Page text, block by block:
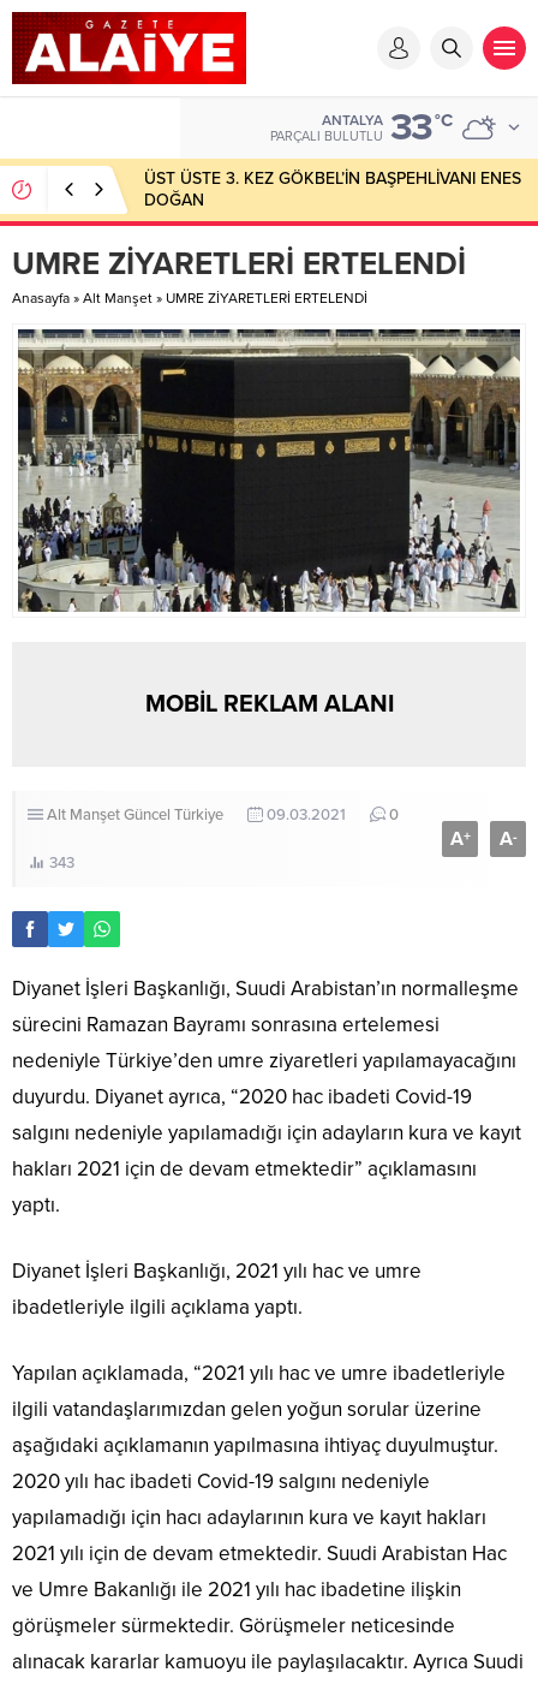
ANTALYA
PARÇALI BULUTLU 33°C
ÜST ÜSTE 3. KEZ GÖKBEL’İN BAŞPEHLİVANI ENES
DOĞAN
UMRE ZİYARETLERİ ERTELENDİ
Anasayfa » Alt Manşet » UMRE ZİYARETLERİ ERTELENDİ
MOBİL REKLAM ALANI
Alt ManşetGüncel Türkiye 09.03.2021 0
343
A+ A-
Diyanet İşleri Başkanlığı, Suudi Arabistan’ın normalleşme
sürecini Ramazan Bayramı sonrasına ertelemesi
nedeniyle Türkiye’den umre ziyaretleri yapılamayacağını
duyurdu. Diyanet ayrıca, “2020 hac ibadeti Covid-19
salgını nedeniyle yapılamadığı için adayların kura ve kayıt
hakları 2021 için de devam etmektedir” açıklamasını
yaptı.
Diyanet İşleri Başkanlığı, 2021 yılı hac ve umre
ibadetleriyle ilgili açıklama yaptı.
Yapılan açıklamada, “2021 yılı hac ve umre ibadetleriyle
ilgili vatandaşlarımızdan gelen yoğun sorular üzerine
aşağıdaki açıklamanın yapılmasına ihtiyaç duyulmuştur.
2020 yılı hac ibadeti Covid-19 salgını nedeniyle
yapılamadığı için hacı adaylarının kura ve kayıt hakları
2021 yılı için de devam etmektedir. Suudi Arabistan Hac
ve Umre Bakanlığı ile 2021 yılı hac ibadetine ilişkin
görüşmeler sürmektedir. Görüşmeler neticesinde
alınacak kararlar kamuoyu ile paylaşılacaktır. Ayrıca Suudi